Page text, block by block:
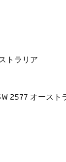
トラリア